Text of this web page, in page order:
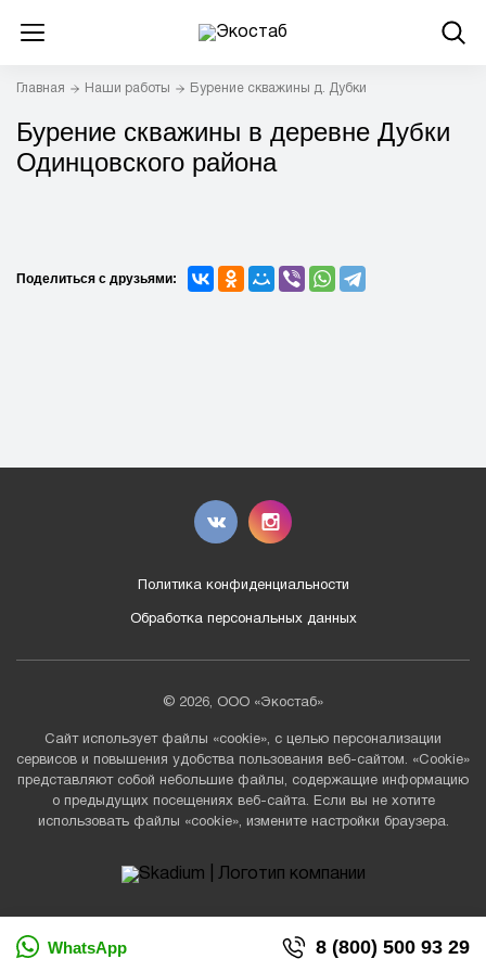
Главная Наши работы Бурение скважины д. Дубки
Бурение скважины в деревне Дубки
Одинцовского района
Поделиться с друзьями:
Политика конфиденциальности
Обработка персональных данных
© 2026, ООО «Экостаб»
Сайт использует файлы «cookie», с целью персонализации
сервисов и повышения удобства пользования веб-сайтом. «Cookie»
представляют собой небольшие файлы, содержащие информацию
о предыдущих посещениях веб-сайта. Если вы не хотите
использовать файлы «cookie», измените настройки браузера.
WhatsApp 8 (800) 500 93 29